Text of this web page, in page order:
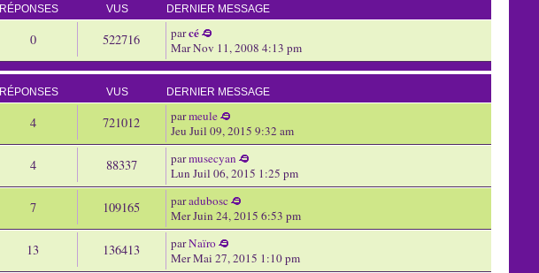
RÉPONSES VUS DERNIER MESSAGE
0 522716 parcé
Mar Nov 11, 2008 4:13 pm
RÉPONSES VUS DERNIER MESSAGE
4 721012 parmeule
Jeu Juil 09, 2015 9:32 am
4 88337 parmusecyan
Lun Juil 06, 2015 1:25 pm
7 109165 paradubosc
Mer Juin 24, 2015 6:53 pm
13 136413 parNaïro
Mer Mai 27, 2015 1:10 pm